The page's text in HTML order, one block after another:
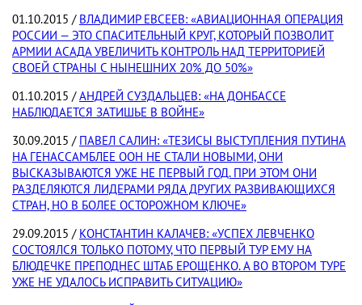
01.10.2015 / ВЛАДИМИР ЕВСЕЕВ: «АВИАЦИОННАЯ ОПЕРАЦИЯ
РОССИИ — ЭТО СПАСИТЕЛЬНЫЙ КРУГ, КОТОРЫЙ ПОЗВОЛИТ
АРМИИ АСАДА УВЕЛИЧИТЬ КОНТРОЛЬ НАД ТЕРРИТОРИЕЙ
СВОЕЙ СТРАНЫ С НЫНЕШНИХ 20% ДО 50%»
01.10.2015 /АНДРЕЙ СУЗДАЛЬЦЕВ: «НА ДОНБАССЕ
НАБЛЮДАЕТСЯ ЗАТИШЬЕ В ВОЙНЕ»
30.09.2015 / ПАВЕЛ САЛИН: «ТЕЗИСЫ ВЫСТУПЛЕНИЯ ПУТИНА
НА ГЕНАССАМБЛЕЕ ООН НЕ СТАЛИ НОВЫМИ, ОНИ
ВЫСКАЗЫВАЮТСЯ УЖЕ НЕ ПЕРВЫЙ ГОД. ПРИ ЭТОМ ОНИ
РАЗДЕЛЯЮТСЯ ЛИДЕРАМИ РЯДА ДРУГИХ РАЗВИВАЮЩИХСЯ
СТРАН, НО В БОЛЕЕ ОСТОРОЖНОМ КЛЮЧЕ»
29.09.2015 / КОНСТАНТИН КАЛАЧЕВ: «УСПЕХ ЛЕВЧЕНКО
СОСТОЯЛСЯ ТОЛЬКО ПОТОМУ, ЧТО ПЕРВЫЙ ТУР ЕМУ НА
БЛЮДЕЧКЕ ПРЕПОДНЕС ШТАБ ЕРОЩЕНКО. А ВО ВТОРОМ ТУРЕ
УЖЕ НЕ УДАЛОСЬ ИСПРАВИТЬ СИТУАЦИЮ»